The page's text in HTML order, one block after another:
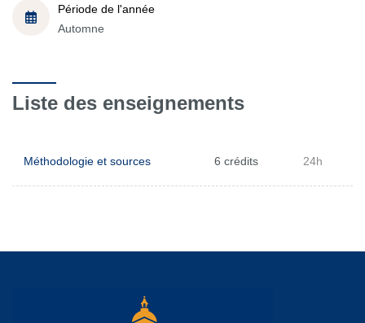
Période de l'année
Automne
Liste des enseignements
Méthodologie et sources 6 crédits 24h